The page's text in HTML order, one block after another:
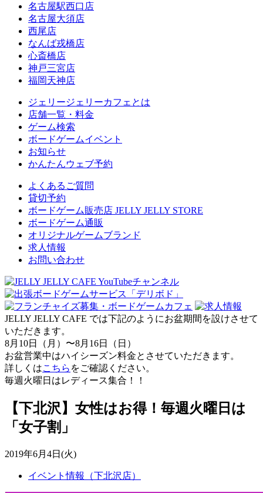
名古屋駅西口店
名古屋大須店
西尾店
なんば戎橋店
心斎橋店
神戸三宮店
福岡天神店
ジェリージェリーカフェとは
店舗一覧・料金
ゲーム検索
ボードゲームイベント
お知らせ
かんたんウェブ予約
よくあるご質問
貸切予約
ボードゲーム販売店 JELLY JELLY STORE
ボードゲーム通販
オリジナルゲームブランド
求人情報
お問い合わせ
JELLY JELLY CAFE では下記のようにお盆期間を設けさせて
いただきます。
8月10日（月）〜8月16日（日）
お盆営業中はハイシーズン料金とさせていただきます。
詳しくはこちら をご確認ください。
毎週火曜日はレディース集合！！
【下北沢】女性はお得！毎週火曜日は
「女子割」
2019年6月4日(火)
イベント情報（下北沢店）